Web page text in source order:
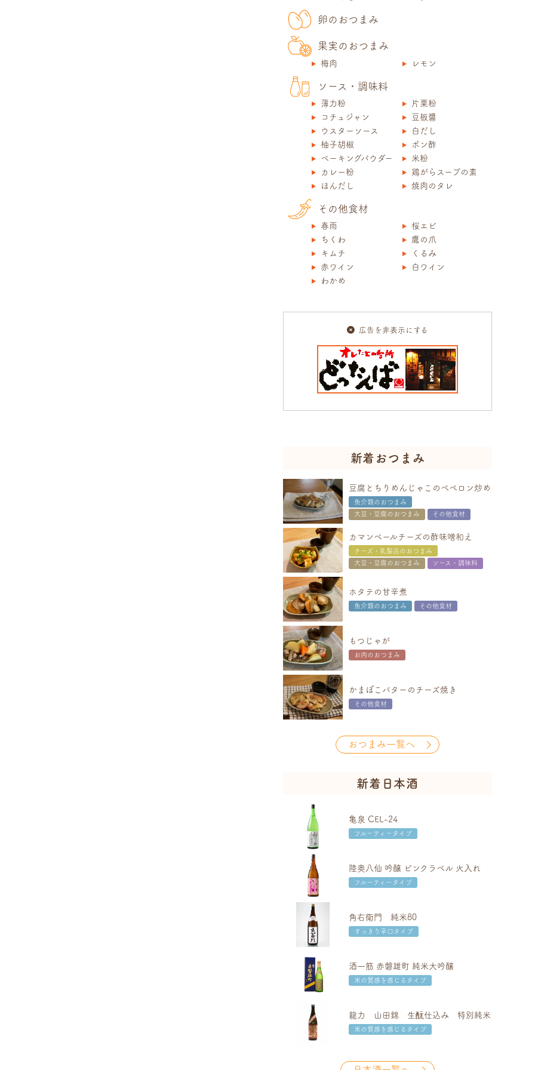
卵のおつまみ
果実のおつまみ
梅肉 レモン
ソース・調味料
薄力粉
片栗粉
コチュジャン
豆板醬
ウスターソース
白だし
柚子胡椒
ポン酢
ベーキングパウダー
米粉
カレー粉
鶏がらスープの素
ほんだし
焼肉のタレ
その他食材
春雨
桜エビ
ちくわ
鷹の爪
キムチ
くるみ
赤ワイン
白ワイン
わかめ
広告を非表示にする
新着おつまみ
豆腐とちりめんじゃこのぺペロン炒め
魚介類のおつまみ
大豆・豆腐のおつまみ
その他食材
カマンベールチーズの酢味噌和え
チーズ・乳製品のおつまみ
大豆・豆腐のおつまみ
ソース・調味料
ホタテの甘辛煮
魚介類のおつまみ その他食材
もつじゃが
お肉のおつまみ
かまぼこバターのチーズ焼き
その他食材
おつまみ一覧へ
新着日本酒
亀泉 CEL-24
フルーティータイプ
陸奥八仙 吟醸 ピンクラベル 火入れ
フルーティータイプ
角右衛門 純米80
すっきり辛口タイプ
酒一筋 赤磐雄町 純米大吟醸
米の質感を感じるタイプ
龍力 山田錦 生酛仕込み 特別純米
米の質感を感じるタイプ